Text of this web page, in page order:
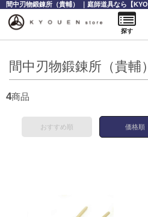
間中刃物鍛錬所（貴輔）
4商品
おすすめ順 価格順
探す